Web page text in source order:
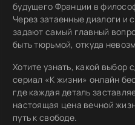
будущего Франции в
Через затаенные диалоги и
задают самый главный
быть тюрьмой, откуда
Хотите узнать, какой выбор
сериал «К жизни» онлайн
где каждая деталь
настоящая цена вечной
путь к свободе.